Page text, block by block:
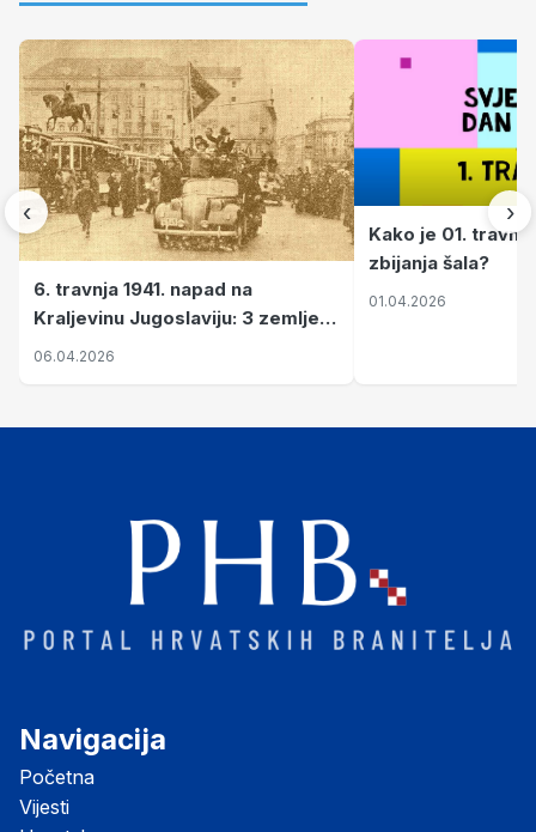
‹
6. travnja 1941. napad na
Kraljevinu Jugoslaviju: 3 zemlje
nastale njenim raspadom
06.04.2026
Kako je 01.
zbijanja šala?
01.04.2026
›
Navigacija
Početna
Vijesti